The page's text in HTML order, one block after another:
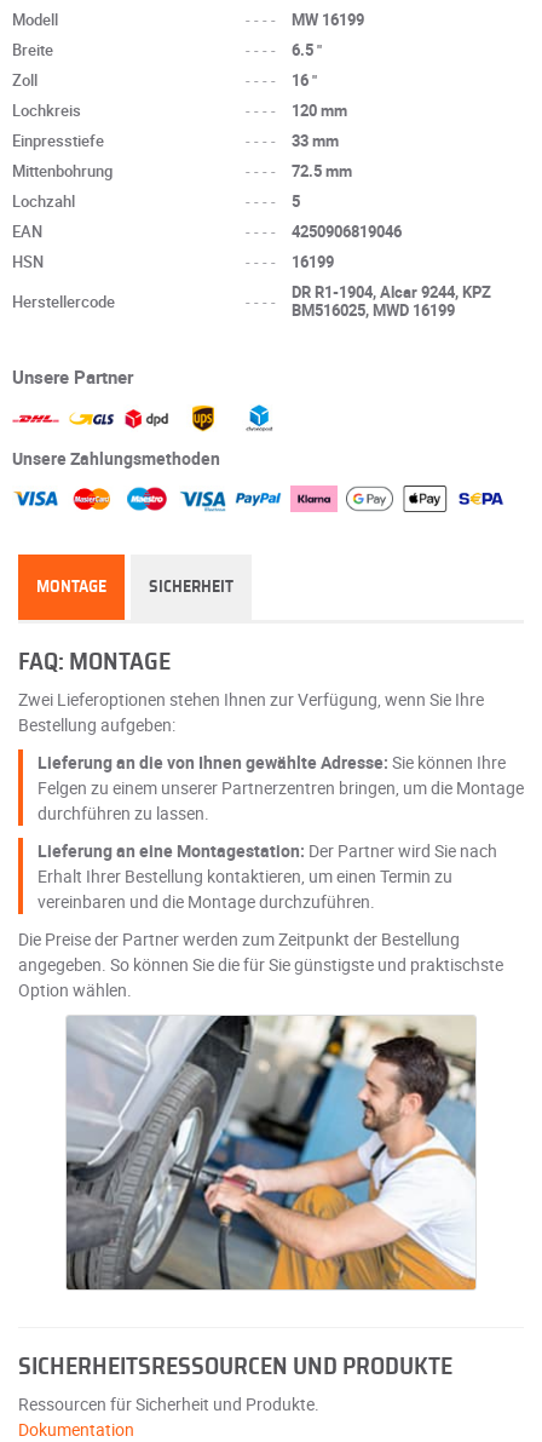
Modell ----
MW 16199
Breite
----
6.5 "
Zoll
----
16 "
Lochkreis
----
120 mm
Einpresstiefe
----
33 mm
Mittenbohrung
----
72.5 mm
Lochzahl
----
5
EAN
----
4250906819046
HSN
----
16199
Herstellercode
----
DR R1-1904, Alcar 9244, KPZ
BM516025, MWD 16199
Unsere Partner
Unsere Zahlungsmethoden
MONTAGE SICHERHEIT
FAQ: MONTAGE
Zwei Lieferoptionen stehen Ihnen zur Verfügung, wenn Sie Ihre
Bestellung aufgeben:
Lieferung an die von Ihnen gewählte Adresse: Sie können Ihre
Felgen zu einem unserer Partnerzentren bringen, um die Montage
durchführen zu lassen.
Lieferung an eine Montagestation: Der Partner wird Sie nach
Erhalt Ihrer Bestellung kontaktieren, um einen Termin zu
vereinbaren und die Montage durchzuführen.
Die Preise der Partner werden zum Zeitpunkt der Bestellung
angegeben. So können Sie die für Sie günstigste und praktischste
Option wählen.
SICHERHEITSRESSOURCEN UND PRODUKTE
Ressourcen für Sicherheit und Produkte.
Dokumentation